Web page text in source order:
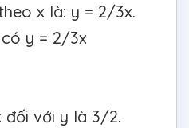
x là: y = 2/3x.
y = 2/3x
đối với y là 3/2.